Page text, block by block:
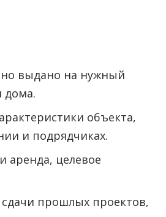
выдано на нужный
дома.
объекта,
и подрядчиках.
аренда, целевое
прошлых проектов,